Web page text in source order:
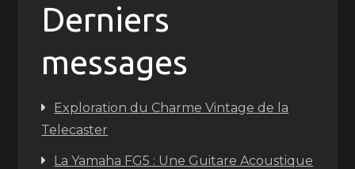
Derniers
messages
Exploration du Charme Vintage de la
Telecaster
La Yamaha FG5 : Une Guitare Acoustique